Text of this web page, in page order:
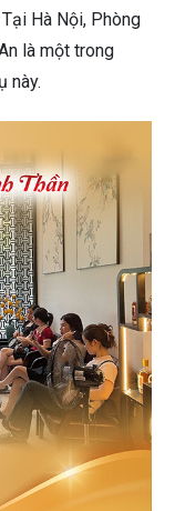
Hà Nội, Phòng
là một trong
này.